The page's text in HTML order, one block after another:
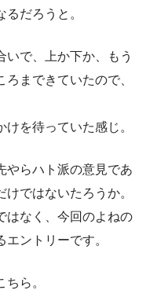
だろうと。
いで、上か下か、もう
まできていたので、
を待っていた感じ。
やらハト派の意見であ
ではないたろうか。
はなく、今回のよねの
ントリーです。
ら。